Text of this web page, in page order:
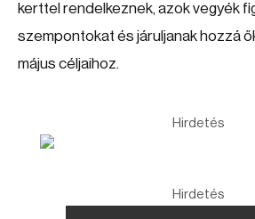
kerttel rendelkeznek, azok vegyék
szempontokat és járuljanak hozzá
május céljaihoz.
Hirdetés
Hirdetés